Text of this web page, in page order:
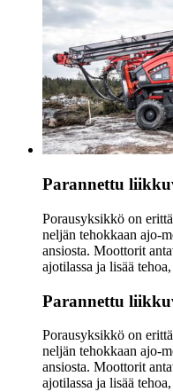
Parannettu
Porausyksikkö on
neljän tehokkaan ajo-
ansiosta. Moottorit
ajotilassa ja lisää
Parannettu
Porausyksikkö on
neljän tehokkaan ajo-
ansiosta. Moottorit
ajotilassa ja lisää